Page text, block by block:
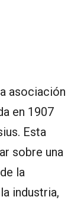
asociación
en 1907
Esta
sobre una
la
industria,